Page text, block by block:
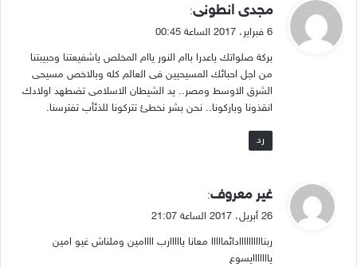
ي
ق
ل
مجدى انطونى:
6 فبراير، 2017 الساعة 00:45
بركة صلواتك ياعدرا باام النور ياام المخلص ياشفيعتنا وحبيبتنا
من اجل احبائك المسيحيين فى العالم كله وبالاخص مسيحى
الشرق الاوسط ومصر.. يد الشيطان الاسلامى تضطهد اولادك
انقذونا وباركونا.. نحن بشر نخطئ تتركونا للذئأب تفترسنا.
رد
ي
ق
ل
غير معروف:
26 أبريل، 2017 الساعة 21:07
ربناااااااااادائمااااا معانا يااااارب اااامين وملناش غيو امين
يااااااايسوع